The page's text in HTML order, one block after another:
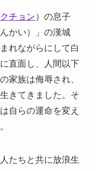
チョン）の息子
かい）」の漢城
れながらにして白
直面し、人間以下
家族は侮辱され、
きてきました。そ
自らの運命を変え
たちと共に放浪生